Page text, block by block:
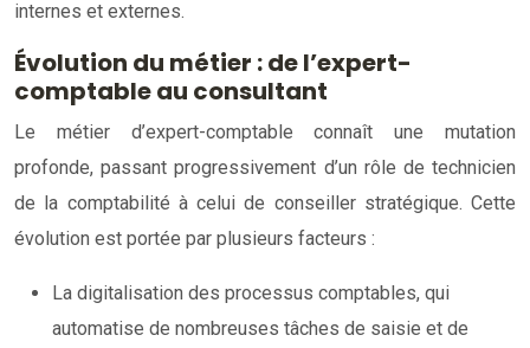
internes et externes.
Évolution du métier : de l’expert-
comptable au consultant
Le métier d’expert-comptable connaît une mutation
profonde, passant progressivement d’un rôle de technicien
de la comptabilité à celui de conseiller stratégique. Cette
évolution est portée par plusieurs facteurs :
La digitalisation des processus comptables, qui
automatise de nombreuses tâches de saisie et de